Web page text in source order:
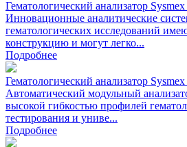
Гематологический анализатор
Инновационные аналитические
гематологических исследований
конструкцию и могут легко...
Подробнее
Гематологический анализатор
Автоматический модульный
высокой гибкостью профилей
тестирования и униве...
Подробнее